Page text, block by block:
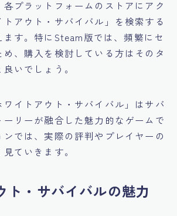
プラットフォームのストアにアク
アウト・サバイバル」を検索する
ます。特にSteam版では、頻繁にセ
、購入を検討している方はそのタ
いでしょう。
ワイトアウト・サバイバル」はサバ
ーリーが融合した魅力的なゲームで
では、実際の評判やプレイヤーの
ていきます。
ト・サバイバルの魅力